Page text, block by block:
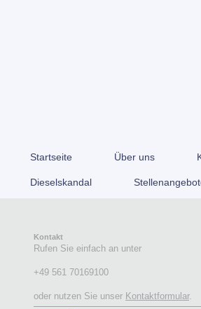
Startseite Über uns
Dieselskandal
Kontakt
Rufen Sie einfach an unter
+49 561 70169100
oder nutzen Sie unser Kontaktformular.